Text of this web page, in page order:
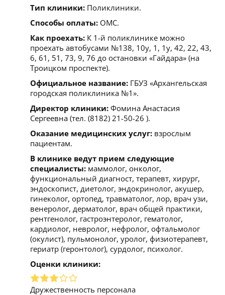
Тип клиники: Поликлиники.
Способы оплаты: ОМС.
Как проехать: К 1-й поликлинике можно
проехать автобусами №138, 10у, 1, 1у, 42, 22, 43,
6, 61, 51, 73, 9, 76 до остановки «Гайдара» (на
Троицком проспекте).
Официальное название: ГБУЗ «Архангельская
городская поликлиника №1».
Директор клиники: Фомина Анастасия
Сергеевна (тел. (8182) 21-50-26 ).
Оказание медицинских услуг: взрослым
пациентам.
В клинике ведут прием следующие
специалисты: маммолог, онколог,
функциональный диагност, терапевт, хирург,
эндоскопист, диетолог, эндокринолог, акушер,
гинеколог, ортопед, травматолог, лор, врач узи,
венеролог, дерматолог, врач общей практики,
рентгенолог, гастроэнтеролог, гематолог,
кардиолог, невролог, нефролог, офтальмолог
(окулист), пульмонолог, уролог, физиотерапевт,
гериатр (геронтолог), сурдолог, психолог.
Оценки клиники:
Дружественность персонала